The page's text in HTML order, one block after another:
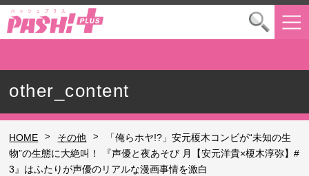
other_content
HOME > その他 >
「俺らホヤ!?」安元榎木コンビが“未知の生
物”の生態に大絶叫！ 『声優と夜あそび 月【安元洋貴×榎木淳弥】#
3』はふたりが声優のリアルな漫画事情を激白